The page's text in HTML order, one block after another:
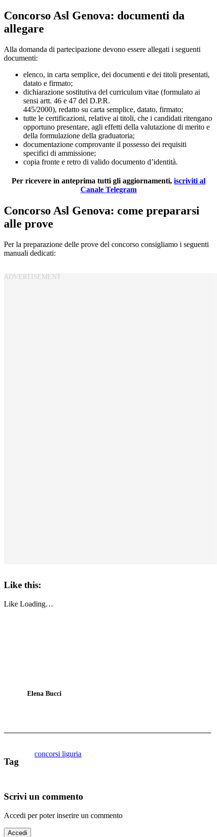
Concorso Asl Genova: documenti da
allegare
Alla domanda di partecipazione devono essere allegati i seguenti
documenti:
elenco, in carta semplice, dei documenti e dei titoli presentati,
datato e firmato;
dichiarazione sostitutiva del curriculum vitae (formulato ai
sensi artt. 46 e 47 del D.P.R.
445/2000), redatto su carta semplice, datato, firmato;
tutte le certificazioni, relative ai titoli, che i candidati ritengano
opportuno presentare, agli effetti della valutazione di merito e
della formulazione della graduatoria;
documentazione comprovante il possesso dei requisiti
specifici di ammissione;
copia fronte e retro di valido documento d’identità.
Per ricevere in anteprima tutti gli aggiornamenti, iscriviti al
Canale Telegram
Concorso Asl Genova: come prepararsi
alle prove
Per la preparazione delle prove del concorso consigliamo i seguenti
manuali dedicati:
Like this:
Like Loading…
Elena Bucci
Tag
concorsi liguria
Scrivi un commento
Accedi per poter inserire un commento
Accedi